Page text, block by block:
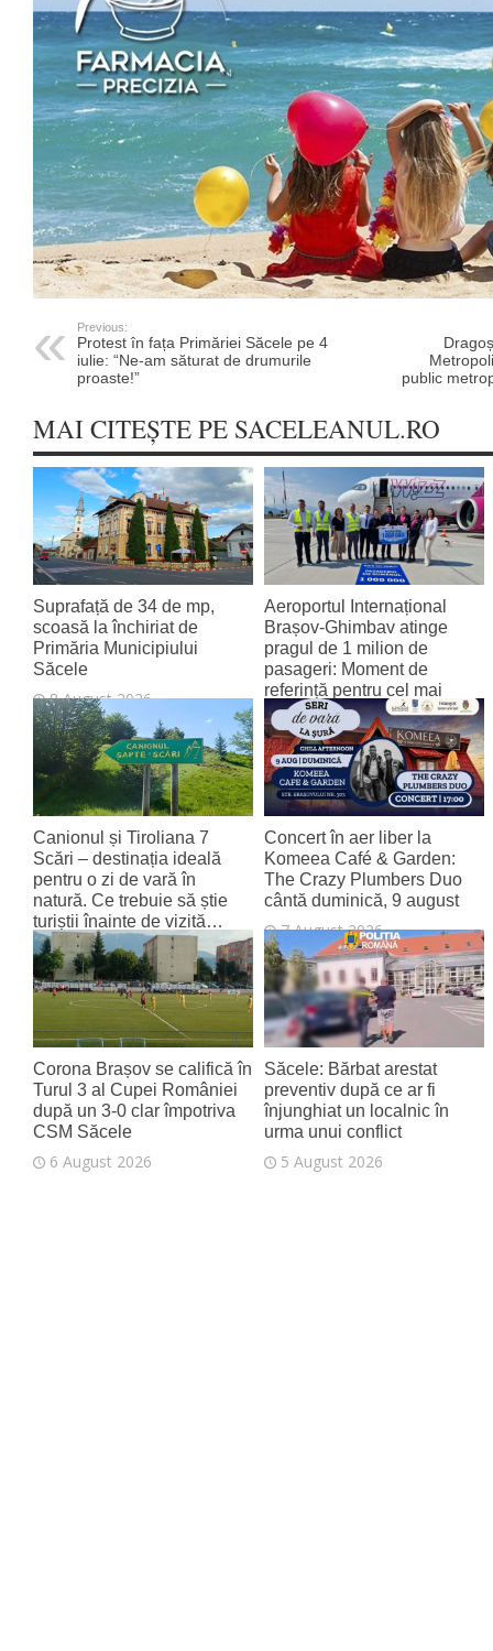
Previous:
Protest în fața Primăriei Săcele pe 4
iulie: “Ne-am săturat de drumurile
proaste!”
public
MAI CITEȘTE PE SACELEANUL.RO
Suprafață de 34 de mp,
scoasă la închiriat de
Primăria Municipiului
Săcele
8 August 2026
Aeroportul Internațional
Brașov‑Ghimbav atinge
pragul de 1 milion de
pasageri: Moment de
referință pentru cel mai
tânăr aeroport al țării
8 August 2026
Canionul și Tiroliana 7
Scări – destinația ideală
pentru o zi de vară în
natură. Ce trebuie să știe
turiștii înainte de vizită…
7 August 2026
Concert în aer liber la
Komeea Café & Garden:
The Crazy Plumbers Duo
cântă duminică, 9 august
7 August 2026
Corona Brașov se califică în
Turul 3 al Cupei României
după un 3-0 clar împotriva
CSM Săcele
6 August 2026
Săcele: Bărbat arestat
preventiv după ce ar fi
înjunghiat un localnic în
urma unui conflict
5 August 2026